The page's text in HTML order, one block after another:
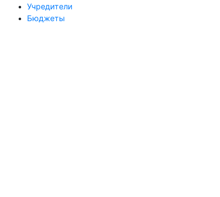
Учредители
Бюджеты